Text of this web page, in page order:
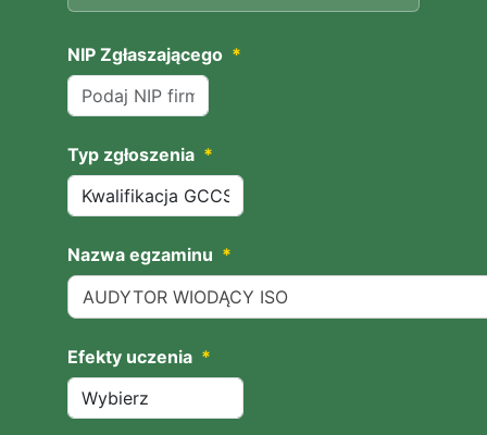
NIP Zgłaszającego *
Typ zgłoszenia *
Nazwa egzaminu *
AUDYTOR WIODĄCY ISO
Efekty uczenia *